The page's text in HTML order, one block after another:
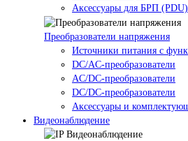
Аксессуары для БРП (PDU)
Преобразователи напряжения
Источники питания c
DC/AC-преобразователи
AC/DC-преобразователи
DC/DC-преобразователи
Аксессуары и
Видеонаблюдение